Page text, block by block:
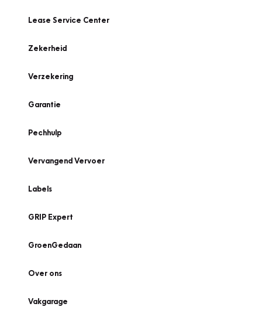
Lease Service Center
Zekerheid
Verzekering
Garantie
Pechhulp
Vervangend Vervoer
Labels
GRIP Expert
GroenGedaan
Over ons
Vakgarage